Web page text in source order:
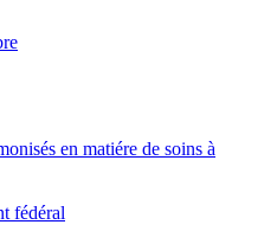
en matiére de soins à
fédéral